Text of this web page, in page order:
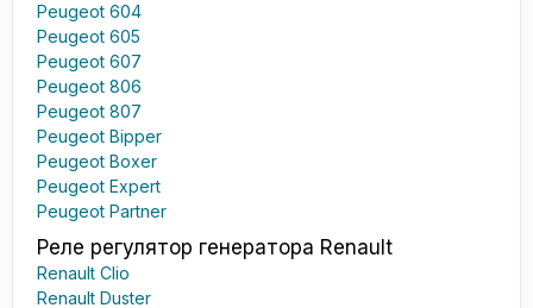
Peugeot 604
Peugeot 605
Peugeot 607
Peugeot 806
Peugeot 807
Peugeot Bipper
Peugeot Boxer
Peugeot Expert
Peugeot Partner
Реле регулятор генератора Renault
Renault Clio
Renault Duster